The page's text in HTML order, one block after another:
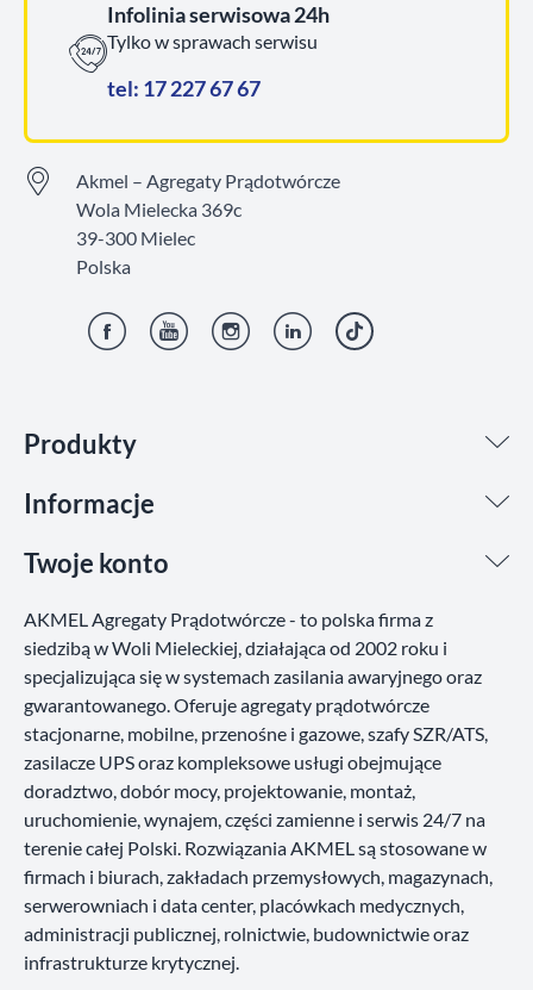
Produkty
Informacje
Twoje konto
Infolinia serwisowa 24h
Tylko w sprawach serwisu
tel: 17 227 67 67
Akmel – Agregaty Prądotwórcze
Wola Mielecka 369c
39-300 Mielec
Polska
AKMEL Agregaty Prądotwórcze - to polska firma z
siedzibą w Woli Mieleckiej, działająca od 2002 roku i
specjalizująca się w systemach zasilania awaryjnego oraz
gwarantowanego. Oferuje agregaty prądotwórcze
stacjonarne, mobilne, przenośne i gazowe, szafy SZR/ATS,
zasilacze UPS oraz kompleksowe usługi obejmujące
doradztwo, dobór mocy, projektowanie, montaż,
uruchomienie, wynajem, części zamienne i serwis 24/7 na
terenie całej Polski. Rozwiązania AKMEL są stosowane w
firmach i biurach, zakładach przemysłowych, magazynach,
serwerowniach i data center, placówkach medycznych,
administracji publicznej, rolnictwie, budownictwie oraz
infrastrukturze krytycznej.